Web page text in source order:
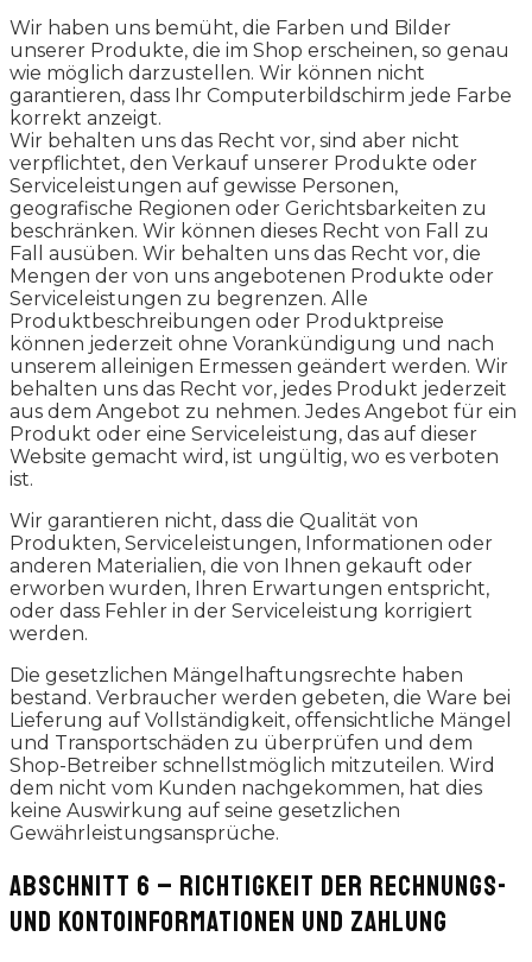
Wir haben uns bemüht, die Farben und Bilder
unserer Produkte, die im Shop erscheinen, so genau
wie möglich darzustellen. Wir können nicht
garantieren, dass Ihr Computerbildschirm jede Farbe
korrekt anzeigt.
Wir behalten uns das Recht vor, sind aber nicht
verpflichtet, den Verkauf unserer Produkte oder
Serviceleistungen auf gewisse Personen,
geografische Regionen oder Gerichtsbarkeiten zu
beschränken. Wir können dieses Recht von Fall zu
Fall ausüben. Wir behalten uns das Recht vor, die
Mengen der von uns angebotenen Produkte oder
Serviceleistungen zu begrenzen. Alle
Produktbeschreibungen oder Produktpreise
können jederzeit ohne Vorankündigung und nach
unserem alleinigen Ermessen geändert werden. Wir
behalten uns das Recht vor, jedes Produkt jederzeit
aus dem Angebot zu nehmen. Jedes Angebot für ein
Produkt oder eine Serviceleistung, das auf dieser
Website gemacht wird, ist ungültig, wo es verboten
ist.
Wir garantieren nicht, dass die Qualität von
Produkten, Serviceleistungen, Informationen oder
anderen Materialien, die von Ihnen gekauft oder
erworben wurden, Ihren Erwartungen entspricht,
oder dass Fehler in der Serviceleistung korrigiert
werden.
Die gesetzlichen Mängelhaftungsrechte haben
bestand. Verbraucher werden gebeten, die Ware bei
Lieferung auf Vollständigkeit, offensichtliche Mängel
und Transportschäden zu überprüfen und dem
Shop-Betreiber schnellstmöglich mitzuteilen. Wird
dem nicht vom Kunden nachgekommen, hat dies
keine Auswirkung auf seine gesetzlichen
Gewährleistungsansprüche.
ABSCHNITT 6 – RICHTIGKEIT DER RECHNUNGS-
UND KONTOINFORMATIONEN UND ZAHLUNG